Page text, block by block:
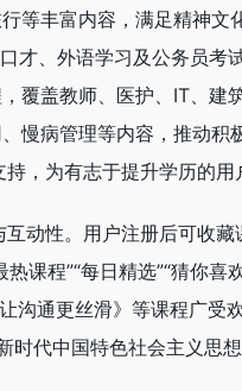
等丰富内容，满足精神文
才、外语学习及公务员考
覆盖教师、医护、IT、建
慢病管理等内容，推动积
，为有志于提升学历的用
动性。用户注册后可收
课程”“每日精选”“猜你喜
沟通更丝滑》等课程广受
代中国特色社会主义思